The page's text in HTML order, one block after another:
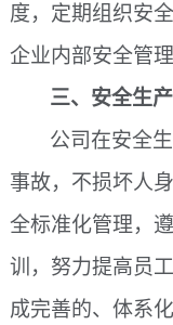
度，定期组织安
企业内部安全管理
三、安全生产
公司在安全
事故，不损坏人
全标准化管理，
训，努力提高员
成完善的、体系